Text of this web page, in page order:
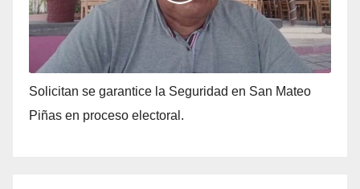
Solicitan se garantice la Seguridad en San Mateo
Piñas en proceso electoral.